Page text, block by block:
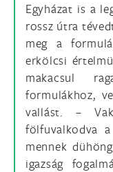
Egyházat is a
rossz útra
meg a
erkölcsi
makacsul
formulákhoz,
vallást. –
fölfuvalkodva
mennek
igazság